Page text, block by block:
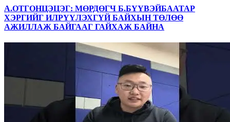
А.ОТГОНЦЭЦЭГ: МӨРДӨГЧ Б.БҮҮВЭЙБААТАР
ХЭРГИЙГ ИЛРҮҮЛЭХГҮЙ БАЙХЫН ТӨЛӨӨ
АЖИЛЛАЖ БАЙГААГ ГАЙХАЖ БАЙНА